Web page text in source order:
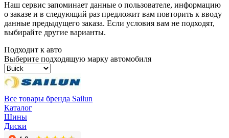
Наш сервис запоминает данные о пользователе, информацию
о заказе и в следующий раз предложит вам повторить к вводу
данные предыдущего заказа. Если условия вам не подходят,
выбирайте другие варианты.
Подходит к авто
Выберите подходящую марку автомобиля
Все товары бренда Sailun
Каталог
Шины
Диски